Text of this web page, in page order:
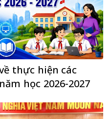
thực hiện các
học 2026-2027